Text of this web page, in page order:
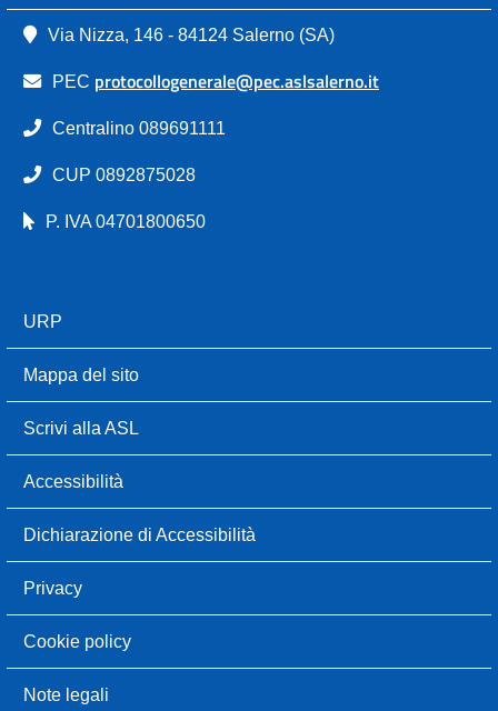
Via Nizza, 146 - 84124 Salerno (SA)
PEC protocollogenerale@pec.aslsalerno.it
Centralino 089691111
CUP 0892875028
P. IVA 04701800650
URP
Mappa del sito
Scrivi alla ASL
Accessibilità
Dichiarazione di Accessibilità
Privacy
Cookie policy
Note legali